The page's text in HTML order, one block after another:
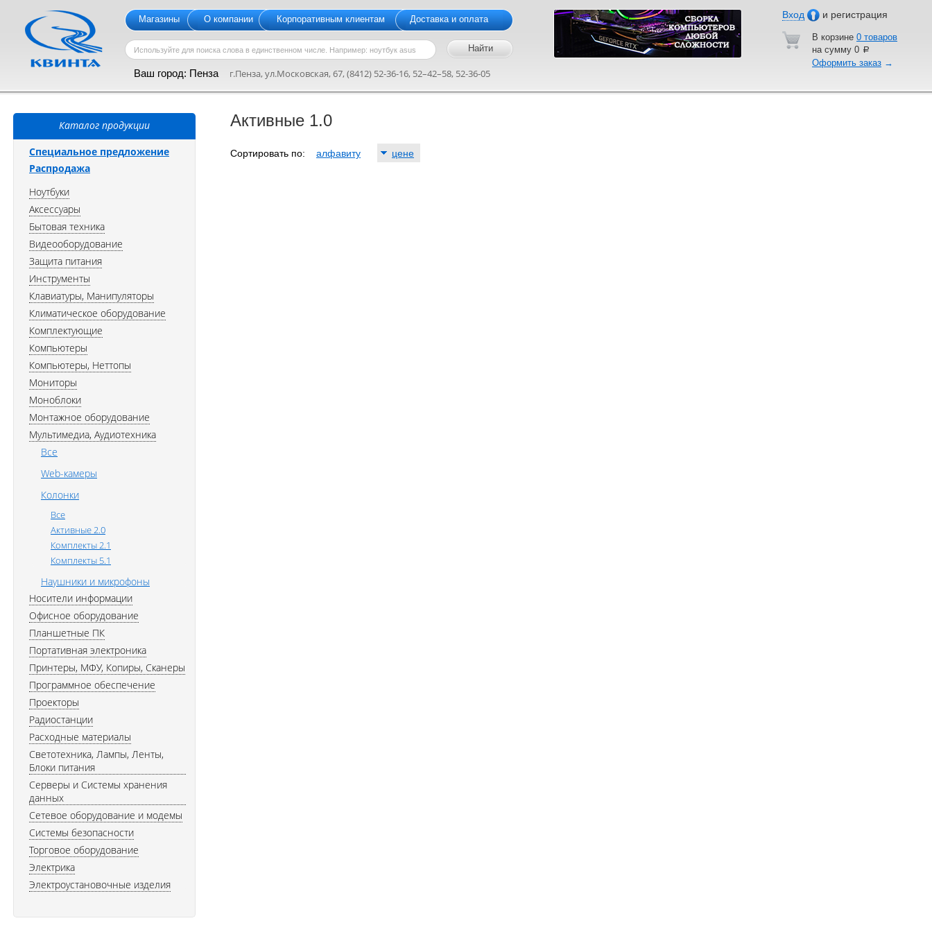
Вход и регистрация
В корзине 0 товаров
на сумму 0 a
Оформить заказ →
Магазины О компании Корпоративным клиентам Доставка и оплата
Ваш город: Пенза г.Пенза, ул.Московская, 67, (8412) 52-36-16, 52–42–58, 52-36-05
Активные 1.0
Сортировать по: алфавиту цене
Каталог продукции
Специальное предложение
Распродажа
Ноутбуки
Аксессуары
Бытовая техника
Видеооборудование
Защита питания
Инструменты
Клавиатуры, Манипуляторы
Климатическое оборудование
Комплектующие
Компьютеры
Компьютеры, Неттопы
Мониторы
Моноблоки
Монтажное оборудование
Мультимедиа, Аудиотехника
Все
Web-камеры
Колонки
Все
Активные 2.0
Комплекты 2.1
Комплекты 5.1
Наушники и микрофоны
Носители информации
Офисное оборудование
Планшетные ПК
Портативная электроника
Принтеры, МФУ, Копиры, Сканеры
Программное обеспечение
Проекторы
Радиостанции
Расходные материалы
Светотехника, Лампы, Ленты,
Блоки питания
Серверы и Системы хранения
данных
Сетевое оборудование и модемы
Системы безопасности
Торговое оборудование
Электрика
Электроустановочные изделия